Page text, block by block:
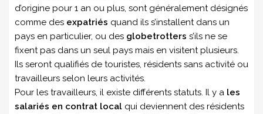
d’origine pour 1 an ou plus, sont généralement désignés
comme des expatriés quand ils s’installent dans un
pays en particulier, ou des globetrotters s’ils ne se
fixent pas dans un seul pays mais en visitent plusieurs.
Ils seront qualifiés de touristes, résidents sans activité ou
travailleurs selon leurs activités.
Pour les travailleurs, il existe différents statuts. Il y a les
salariés en contrat local qui deviennent des résidents